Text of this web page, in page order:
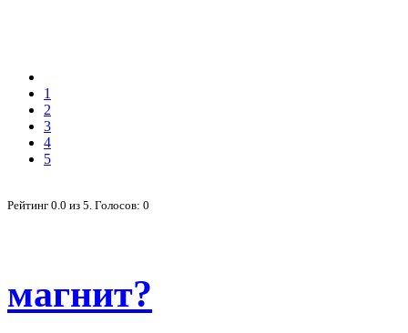
1
2
3
4
5
Рейтинг 0.0 из 5 . Голосов: 0
магнит?